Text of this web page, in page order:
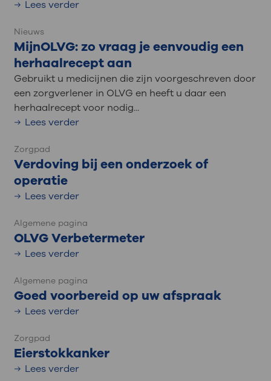
Lees verder
Nieuws
MijnOLVG: zo vraag je eenvoudig een
herhaalrecept aan
Gebruikt u medicijnen die zijn voorgeschreven door
een zorgverlener in OLVG en heeft u daar een
herhaalrecept voor nodig...
Lees verder
Zorgpad
Verdoving bij een onderzoek of
operatie
Lees verder
Algemene pagina
OLVG Verbetermeter
Lees verder
Algemene pagina
Goed voorbereid op uw afspraak
Lees verder
Zorgpad
Eierstokkanker
Lees verder